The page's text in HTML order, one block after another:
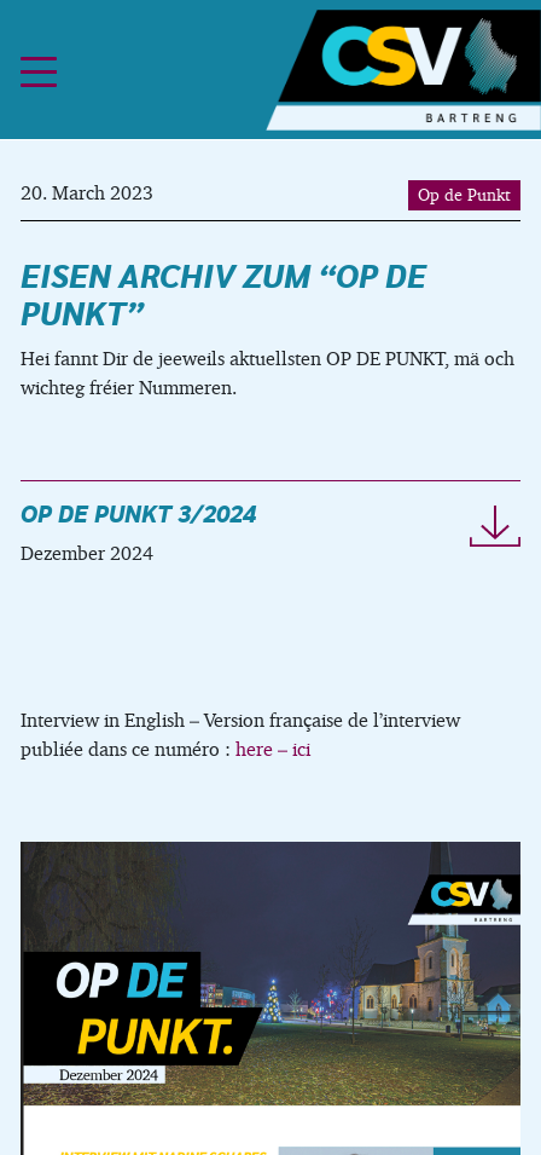
EISEN ARCHIV ZUM “OP DE
PUNKT”
20. March 2023 Op de Punkt
Hei fannt Dir de jeeweils aktuellsten OP DE PUNKT, mä och
wichteg fréier Nummeren.
OP DE PUNKT 3/2024
Dezember 2024
Interview in English – Version française de l’interview
publiée dans ce numéro :here – ici